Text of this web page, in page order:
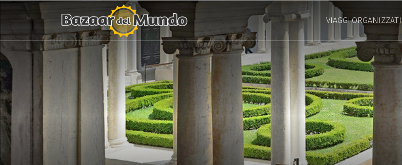
VIAGGI ORGANIZZATI